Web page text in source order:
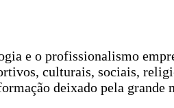
e o profissionalismo
culturais, sociais,
deixado pela grande